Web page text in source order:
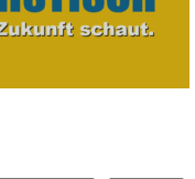
die viel zu